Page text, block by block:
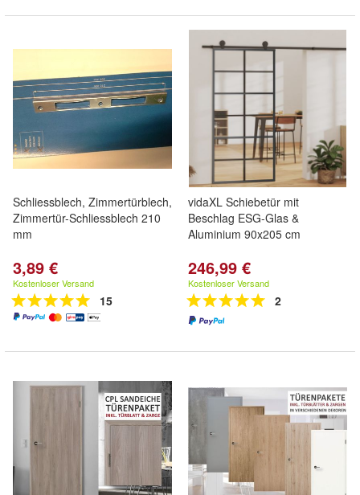
Schliessblech, Zimmertürblech,
Zimmertür-Schliessblech 210
mm
3,89 €
Kostenloser Versand
15
vidaXL Schiebetür mit
Beschlag ESG-Glas &
Aluminium 90x205 cm
246,99 €
Kostenloser Versand
2